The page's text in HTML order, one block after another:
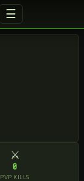
☰
⚔
0
PVP KILLS